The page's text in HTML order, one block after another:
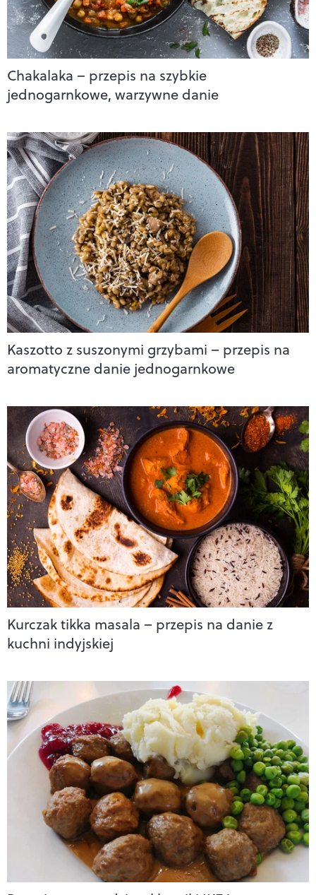
Chakalaka – przepis na szybkie
jednogarnkowe, warzywne danie
Kaszotto z suszonymi grzybami – przepis na
aromatyczne danie jednogarnkowe
Kurczak tikka masala – przepis na danie z
kuchni indyjskiej